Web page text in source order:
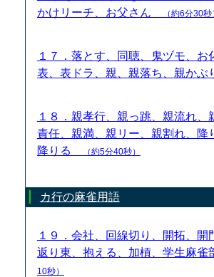
かけリーチ、お父さん
（約6分30秒
１７．落とす、同聴、鬼ヅモ、お
表、表ドラ、親、親落ち、親か
１８．親孝行、親っ跳、親流れ、
責任、親満、親リー、親割れ、降
降りる
（約5分40秒）
カ行の麻雀用語
１９．会社、回線切り、開拓、開
返り東、抱える、加槓、学生麻
10秒）